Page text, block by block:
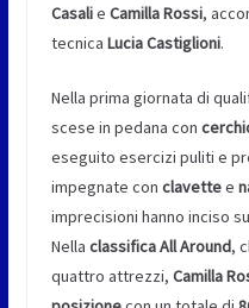
Casalie Camilla Rossi,
tecnica Lucia Castiglioni.
Nella prima giornata di
scese in pedana con
eseguito esercizi puliti e
impegnate con clavettee
imprecisioni hanno inciso
Nella classifica All Around,
quattro attrezzi, Camilla